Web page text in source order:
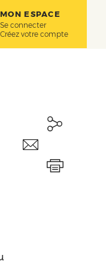
MON ESPACE
Se connecter
Créez votre compte